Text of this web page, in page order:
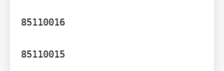
85110016
85110015